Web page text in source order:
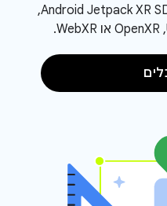
אם רוצים לפתח באמצעות Android Jetpack XR SDK,‏